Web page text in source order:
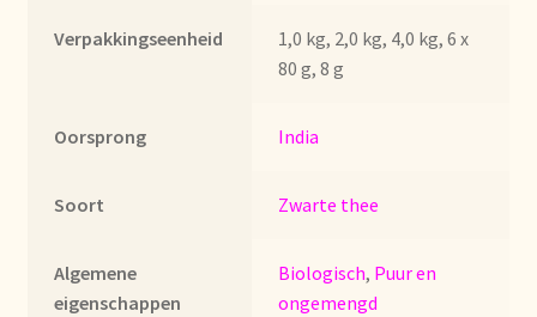
Lista de precios actualizada.
Mehrsprachigkeit
Verpakkingseenheid
1,0 kg, 2,0 kg, 4,0 kg, 6 x
80 g, 8 g
Oorsprong India
Soort Zwarte thee
Algemene
eigenschappen
Biologisch, Puur en
ongemengd